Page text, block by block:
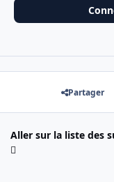
Partager
Aller sur la liste des